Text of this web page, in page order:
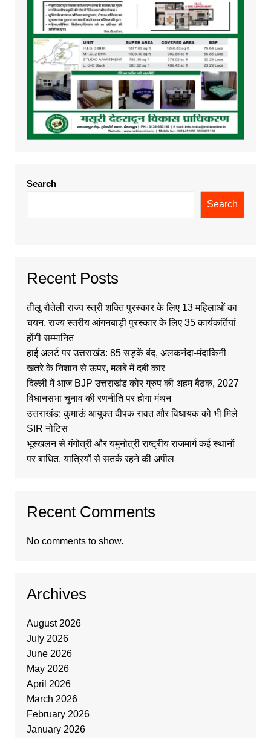
Search
Search
Recent Posts
तीलू रौतेली राज्य स्त्री शक्ति पुरस्कार के लिए 13 महिलाओं का
चयन, राज्य स्तरीय आंगनबाड़ी पुरस्कार के लिए 35 कार्यकर्तियां
होंगी सम्मानित
हाई अलर्ट पर उत्तराखंड: 85 सड़कें बंद, अलकनंदा-मंदाकिनी
खतरे के निशान से ऊपर, मलबे में दबी कार
दिल्ली में आज BJP उत्तराखंड कोर ग्रुप की अहम बैठक, 2027
विधानसभा चुनाव की रणनीति पर होगा मंथन
उत्तराखंड: कुमाऊं आयुक्त दीपक रावत और विधायक को भी मिले
SIR नोटिस
भूस्खलन से गंगोत्री और यमुनोत्री राष्ट्रीय राजमार्ग कई स्थानों
पर बाधित, यात्रियों से सतर्क रहने की अपील
Recent Comments
No comments to show.
Archives
August 2026
July 2026
June 2026
May 2026
April 2026
March 2026
February 2026
January 2026